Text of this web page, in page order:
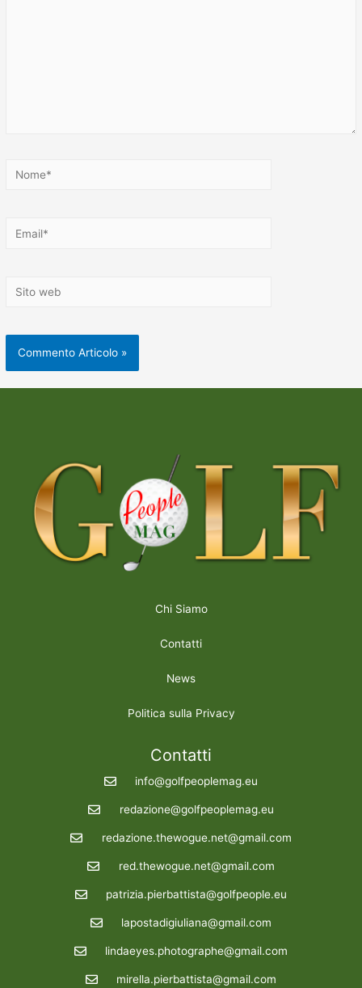
Chi Siamo
Contatti
News
Politica sulla Privacy
Contatti
info@golfpeoplemag.eu
redazione@golfpeoplemag.eu
redazione.thewogue.net@gmail.com
red.thewogue.net@gmail.com
patrizia.pierbattista@golfpeople.eu
lapostadigiuliana@gmail.com
lindaeyes.photographe@gmail.com
mirella.pierbattista@gmail.com